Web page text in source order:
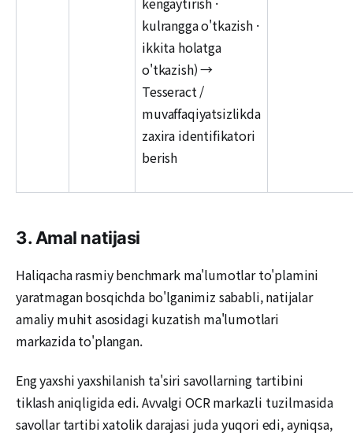
kulrangga o'tkazish ·
ikkita holatga
o'tkazish) →
Tesseract /
muvaffaqiyatsizlikda
zaxira identifikatori
berish
3. Amal natijasi
Haliqacha rasmiy benchmark ma'lumotlar to'plamini
yaratmagan bosqichda bo'lganimiz sababli, natijalar
amaliy muhit asosidagi kuzatish ma'lumotlari
markazida to'plangan.
Eng yaxshi yaxshilanish ta'siri savollarning tartibini
tiklash aniqligida edi. Avvalgi OCR markazli tuzilmasida
savollar tartibi xatolik darajasi juda yuqori edi, ayniqsa,